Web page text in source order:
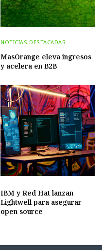
NOTICIAS DESTACADAS
MasOrange eleva ingresos
y acelera en B2B
IBM y Red Hat lanzan
Lightwell para asegurar
open source